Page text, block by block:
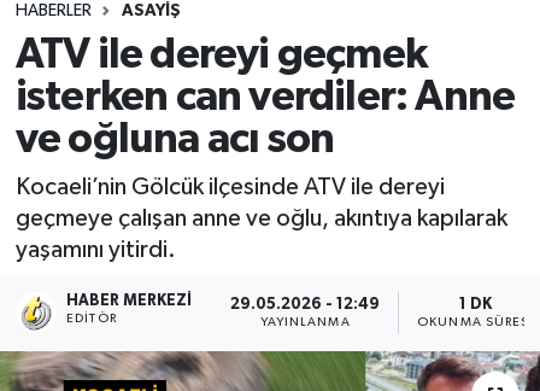
HABERLER ASAYIŞ
ATV ile dereyi geçmek
isterken can verdiler: Anne
ve oğluna acı son
Kocaeli’nin Gölcük ilçesinde ATV ile dereyi
geçmeye çalışan anne ve oğlu, akıntıya kapılarak
yaşamını yitirdi.
HABER MERKEZI
EDITÖR
29.05.2026 - 12:49
YAYINLANMA
1 DK
OKUNMA SÜRESI
Ulusal Haberler
Vefat Edenler